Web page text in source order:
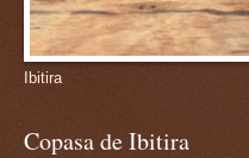
Ibitira
Copasa de Ibitira